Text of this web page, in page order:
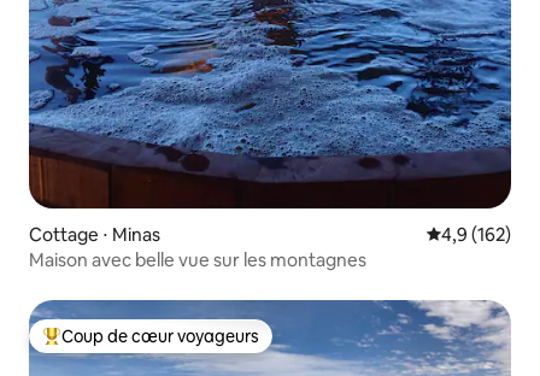
Cottage ⋅ Minas Évaluation
4,9 (162)
Maison avec belle vue sur les montagnes
Coups de cœur voyageurs les plus appréciés
Coup de cœur voyageurs